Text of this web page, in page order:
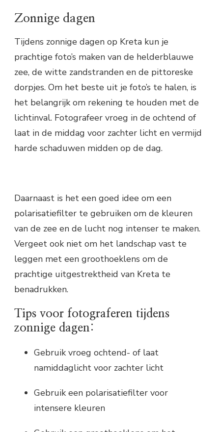
Zonnige dagen
Tijdens zonnige dagen op Kreta kun je
prachtige foto’s maken van de helderblauwe
zee, de witte zandstranden en de pittoreske
dorpjes. Om het beste uit je foto’s te halen, is
het belangrijk om rekening te houden met de
lichtinval. Fotografeer vroeg in de ochtend of
laat in de middag voor zachter licht en vermijd
harde schaduwen midden op de dag.
Daarnaast is het een goed idee om een
polarisatiefilter te gebruiken om de kleuren
van de zee en de lucht nog intenser te maken.
Vergeet ook niet om het landschap vast te
leggen met een groothoeklens om de
prachtige uitgestrektheid van Kreta te
benadrukken.
Tips voor fotograferen tijdens
zonnige dagen:
Gebruik vroeg ochtend- of laat
namiddaglicht voor zachter licht
Gebruik een polarisatiefilter voor
intensere kleuren